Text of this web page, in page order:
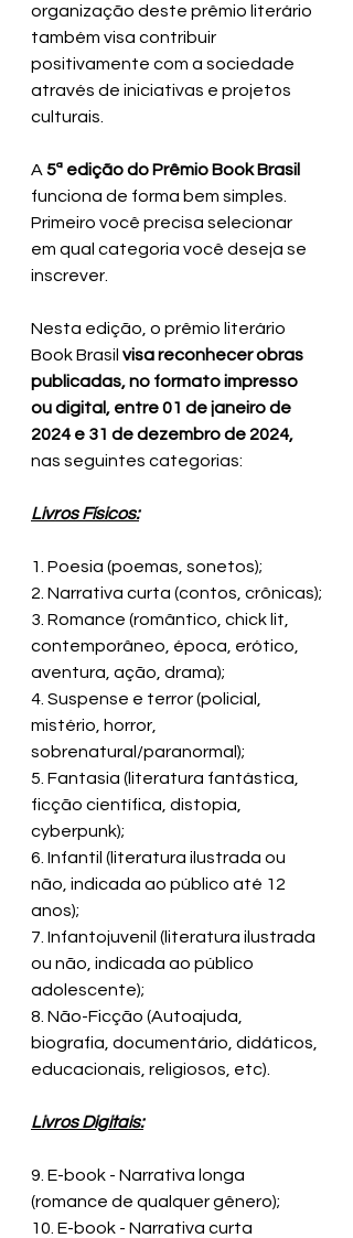
organização deste prêmio literário
também visa contribuir
positivamente com a sociedade
através de iniciativas e projetos
culturais.
A 5ª edição do Prêmio Book Brasil
funciona de forma bem simples.
Primeiro você precisa selecionar
em qual categoria você deseja se
inscrever.
Nesta edição, o prêmio literário
Book Brasil visa reconhecer obras
publicadas, no formato impresso
ou digital, entre 01 de janeiro de
2024 e 31 de dezembro de 2024,
nas seguintes categorias:
Livros Físicos:
1. Poesia (poemas, sonetos);
2. Narrativa curta (contos, crônicas);
3. Romance (romântico, chick lit,
contemporâneo, época, erótico,
aventura, ação, drama);
4. Suspense e terror (policial,
mistério, horror,
sobrenatural/paranormal);
5. Fantasia (literatura fantástica,
ficção científica, distopia,
cyberpunk);
6. Infantil (literatura ilustrada ou
não, indicada ao público até 12
anos);
7. Infantojuvenil (literatura ilustrada
ou não, indicada ao público
adolescente);
8. Não-Ficção (Autoajuda,
biografia, documentário, didáticos,
educacionais, religiosos, etc).
Livros Digitais:
9. E-book - Narrativa longa
(romance de qualquer gênero);
10. E-book - Narrativa curta